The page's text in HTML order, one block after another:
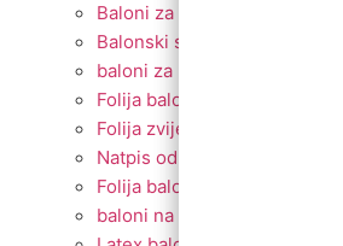
Baloni za vjerske svečanosti
Balonski setovi
baloni za rođenje
Folija baloni
Folija zvijezde i srca
Natpis od balona
Folija balon figura
baloni na štapiću